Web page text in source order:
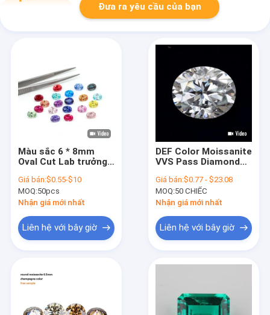
Đưa ra yêu cầu của bạn
Màu sắc 6 * 8mm
Oval Cut Lab trưởng
đa màu 1.5ct
Sapphire Ruby
Emerald Loose
Giá bán:$0.55-$10
MOQ:50pcs
Nhận giá mới nhất
Liên hệ với bây giờ
DEF Color Moissanite
VVS Pass Diamond
Moissanite Stones
Giá bán:$0.77 - $23.08
MOQ:50 CHIẾC
Nhận giá mới nhất
Liên hệ với bây giờ